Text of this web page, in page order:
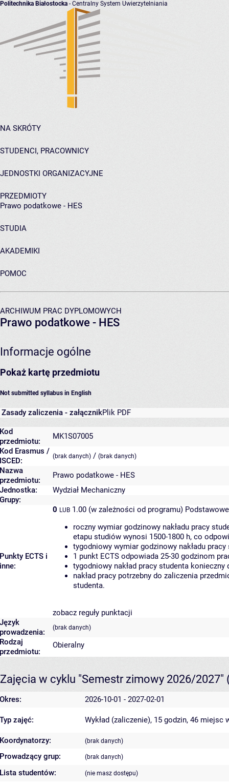
Politechnika Białostocka - Centralny System Uwierzytelniania
NA SKRÓTY
STUDENCI, PRACOWNICY
JEDNOSTKI ORGANIZACYJNE
PRZEDMIOTY
Prawo podatkowe - HES
STUDIA
AKADEMIKI
POMOC
ARCHIWUM PRAC DYPLOMOWYCH
Prawo podatkowe - HES
Informacje ogólne
Pokaż kartę przedmiotu
Not submitted syllabus in English
Zasady zaliczenia - załącznikPlik PDF
Kod
przedmiotu:
MK1S07005
Kod Erasmus /
ISCED:
(brak danych) / (brak danych)
Nazwa
przedmiotu:
Prawo podatkowe - HES
Jednostka:
Wydział Mechaniczny
Grupy:
Punkty ECTS i
inne:
0 LUB 1.00 (w zależności od programu)
roczny wymiar godzinowy nakładu pracy
etapu studiów wynosi 1500-1800 h, co
tygodniowy wymiar godzinowy nakładu
1 punkt ECTS odpowiada 25-30 godzinom
tygodniowy nakład pracy studenta
nakład pracy potrzebny do zaliczenia
studenta.
zobacz reguły punktacji
Język
prowadzenia:
(brak danych)
Rodzaj
przedmiotu:
Obieralny
Zajęcia w cyklu "Semestr zimowy 2026/2027"
Okres: 2026-10-01 - 2027-02-01
Typ zajęć: Wykład (zaliczenie), 15 godzin, 46 miejsc
Koordynatorzy: (brak danych)
Prowadzący grup: (brak danych)
Lista studentów: (nie masz dostępu)